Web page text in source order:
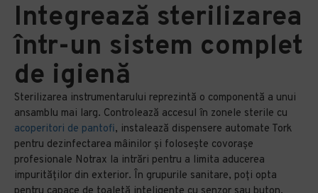
Integrează sterilizarea
într-un sistem complet
de igienă
Sterilizarea instrumentarului reprezintă o componentă a unui
ansamblu mai larg. Controlează accesul în zonele sterile cu
acoperitori de pantofi, instalează dispensere automate Tork
pentru dezinfectarea mâinilor și folosește covorașe
profesionale Notrax la intrări pentru a limita aducerea
impurităților din exterior. În grupurile sanitare, poți opta